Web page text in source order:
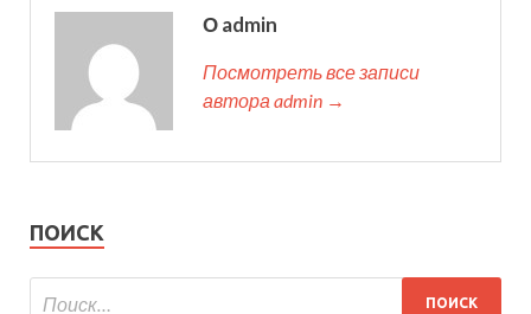
О admin
Посмотреть все записи
автора admin →
ПОИСК